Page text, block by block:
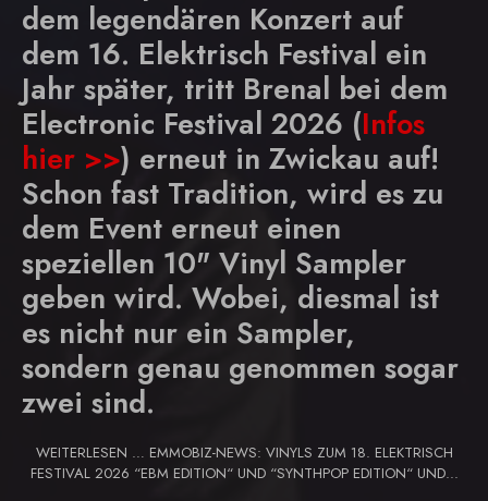
dem legendären Konzert auf
dem 16. Elektrisch Festival ein
Jahr später, tritt Brenal bei dem
Electronic Festival 2026 (Infos
hier >>) erneut in Zwickau auf!
Schon fast Tradition, wird es zu
dem Event erneut einen
speziellen 10" Vinyl Sampler
geben wird. Wobei, diesmal ist
es nicht nur ein Sampler,
sondern genau genommen sogar
zwei sind.
WEITERLESEN … EMMOBIZ-NEWS: VINYLS ZUM 18. ELEKTRISCH
FESTIVAL 2026 “EBM EDITION“ UND “SYNTHPOP EDITION“ UND...